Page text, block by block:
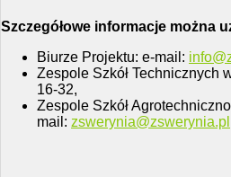
Szczegółowe informacje można
Biurze Projektu: e-mail:
Zespole Szkół Technicznych
16-32,
Zespole Szkół
mail: zswerynia@zswerynia.pl